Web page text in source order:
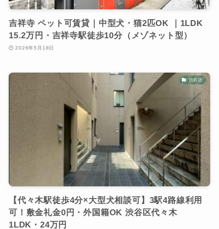
吉祥寺 ペット可賃貸｜中型犬・猫2匹OK ｜1LDK
15.2万円・吉祥寺駅徒歩10分（メゾネット型）
2026年5月18日
渋谷区
【代々木駅徒歩4分×大型犬相談可】3駅4路線利用
可！敷金礼金0円・外国籍OK 渋谷区代々木
1LDK・24万円